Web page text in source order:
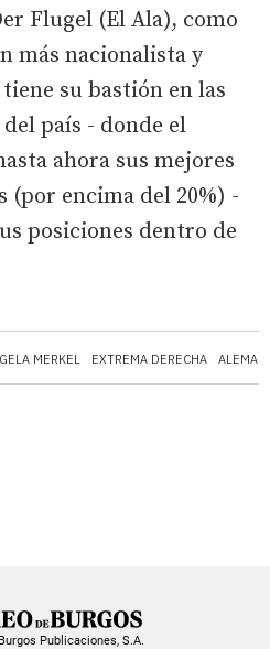
MERKEL EXTREMA DERECHA
Flugel (El Ala), como
más nacionalista y
su bastión en las
país - donde el
ahora sus mejores
(por encima del 20%) -
posiciones dentro de
Publicaciones, S.A.